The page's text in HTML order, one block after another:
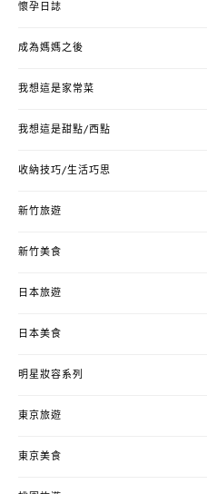
懷孕日誌
成為媽媽之後
我想這是家常菜
我想這是甜點/西點
收納技巧/生活巧思
新竹旅遊
新竹美食
日本旅遊
日本美食
明星妝容系列
東京旅遊
東京美食